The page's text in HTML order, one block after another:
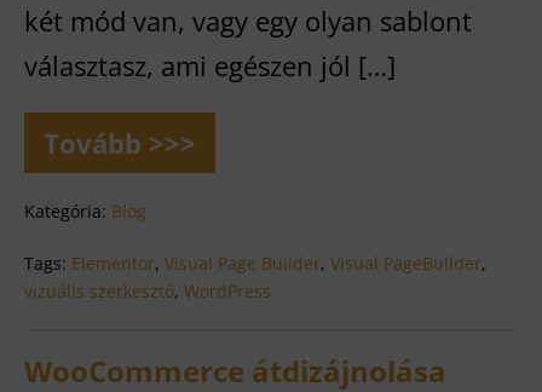
két mód van, vagy egy olyan sablont
választasz, ami egészen jól […]
Tovább >>>
Vizuális
szerkesztők
–
Elementor
Kategória: Blog
Tags: Elementor, Visual Page Builder, Visual PageBuilder,
vizuális szerkesztő, WordPress
WooCommerce átdizájnolása